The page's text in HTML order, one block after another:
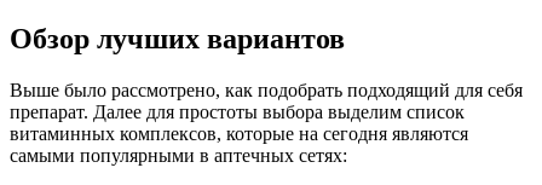
Обзор лучших вариантов
Выше было рассмотрено, как подобрать подходящий для себя
препарат. Далее для простоты выбора выделим список
витаминных комплексов, которые на сегодня являются
самыми популярными в аптечных сетях: